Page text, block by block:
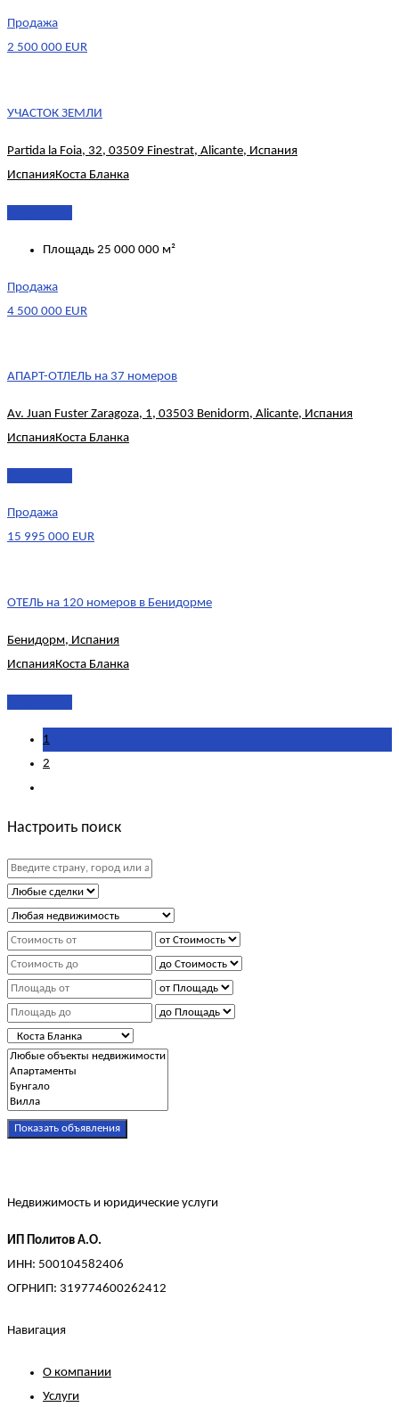
Продажа
2 500 000 EUR
УЧАСТОК ЗЕМЛИ
Partida la Foia, 32, 03509 Finestrat, Alicante, Испания
ИспанияКоста Бланка
Площадь 25 000 000 м²
Продажа
4 500 000 EUR
АПАРТ-ОТЛЕЛЬ на 37 номеров
Av. Juan Fuster Zaragoza, 1, 03503 Benidorm, Alicante, Испания
ИспанияКоста Бланка
Продажа
15 995 000 EUR
ОТЕЛЬ на 120 номеров в Бенидорме
Бенидорм, Испания
ИспанияКоста Бланка
1
2
Настроить поиск
Показать объявления
Недвижимость и юридические услуги
ИП Политов А.О.
ИНН: 500104582406
ОГРНИП: 319774600262412
Навигация
О компании
Услуги